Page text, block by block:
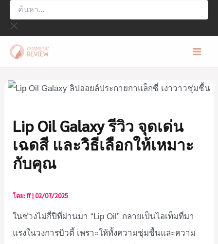
ค้นหา...
Lip Oil Galaxy รีวิว จุดเด่น
เฉดสี และวิธีเลือกให้เหมาะ
กับคุณ
โดย:ff|02/07/2025
ในช่วงไม่กี่ปีที่ผ่านมา “Lip Oil” กลายเป็นไอเท็มที่มา
แรงในวงการบิวตี้ เพราะให้ทั้งความชุ่มชื้นและความ